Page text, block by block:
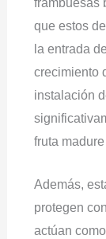
que estos
la entrada
crecimiento
instalación
fruta
Además,
protegen
actúan